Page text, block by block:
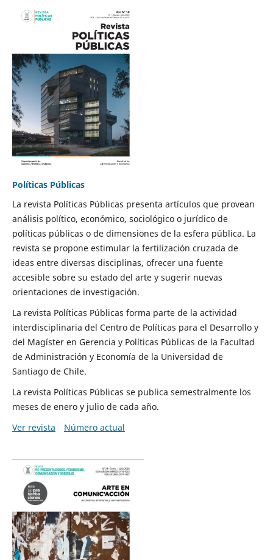
Políticas Públicas
La revista Políticas Públicas presenta artículos que provean
análisis político, económico, sociológico o jurídico de
políticas públicas o de dimensiones de la esfera pública. La
revista se propone estimular la fertilización cruzada de
ideas entre diversas disciplinas, ofrecer una fuente
accesible sobre su estado del arte y sugerir nuevas
orientaciones de investigación.
La revista Políticas Públicas forma parte de la actividad
interdisciplinaria del Centro de Políticas para el Desarrollo y
del Magíster en Gerencia y Políticas Públicas de la Facultad
de Administración y Economía de la Universidad de
Santiago de Chile.
La revista Políticas Públicas se publica semestralmente los
meses de enero y julio de cada año.
Ver revista
Número actual